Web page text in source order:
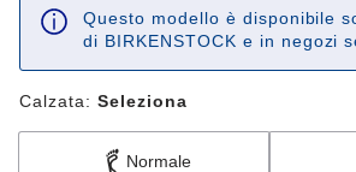
Questo modello è disponibile
di BIRKENSTOCK e in negozi
Calzata: Seleziona
Normale